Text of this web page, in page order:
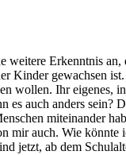
weitere Erkenntnis an,
Kinder gewachsen
wollen. Ihr eigenes,
es auch anders sein?
miteinander
mir auch. Wie könnte
jetzt, ab dem